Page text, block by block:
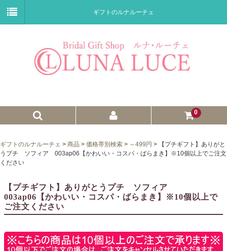
ギフトのルナルーチェ
0
プチギフト
子育て卒業証書
クロックギフト
ギフトのルナルーチェ > 商品 > 価格帯別検索 > ～499円 >
【プチギフト】ありがと
うプチ ソフィア 003ap06【かわいい・コスパ・ばらまき】※10個以上でご注文
ください
【プチギフト】ありがとうプチ ソフィア
003ap06【かわいい・コスパ・ばらまき】※10個以上で
ご注文ください